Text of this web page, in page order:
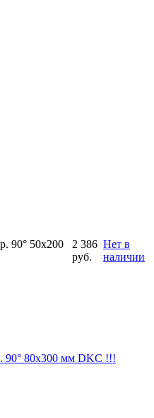
90° 50х200
2 386
руб.
Нет в
наличии
90° 80х300 мм DKC !!!